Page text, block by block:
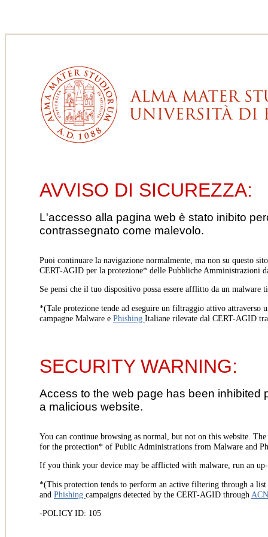
AVVISO DI SICUREZZA:
L'accesso alla pagina web è stato inibito
contrassegnato come malevolo.
Puoi continuare la navigazione normalmente, ma non su questo
CERT-AGID per la protezione* delle Pubbliche Amministrazioni
Se pensi che il tuo dispositivo possa essere afflitto da un
*(Tale protezione tende ad eseguire un filtraggio attivo
campagne Malware e Phishing Italiane rilevate dal CERT-AGID
SECURITY WARNING:
Access to the web page has been
a malicious website.
You can continue browsing as normal, but not on this website.
for the protection* of Public Administrations from Malware and
If you think your device may be afflicted with malware, run an
*(This protection tends to perform an active filtering through a
and Phishing campaigns detected by the CERT-AGID through
-POLICY ID: 105